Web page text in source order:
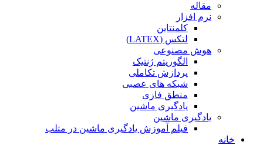
مقاله
نرم افزار
کلمنتاین
لتکس (LATEX)
هوش مصنوعی
الگوریتم ژنتیک
پردازش تکاملی
شبکه های عصبی
منطق فازی
یادگیری ماشین
یادگیری ماشین
فیلم آموزش یادگیری ماشین در متلب
خانه